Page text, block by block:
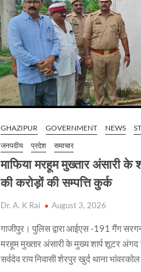
अभियुक्त
गिरफ्तार
GHAZIPUR GOVERNMENT NEWS
जनपदीय
प्रदेश समाचार
माफिया मरहूम मुख्तार अंसारी के
की करोड़ों की सम्पत्ति कुर्क
Dr. A. K Rai August 3, 2026
गाजीपुर। पुलिस द्वारा आईएस -191 गैंग
मरहूम मुख्तार अंसारी के मुख्य शार्प शूटर
सर्वदेव राय निवासी शेरपुर खुर्द थाना